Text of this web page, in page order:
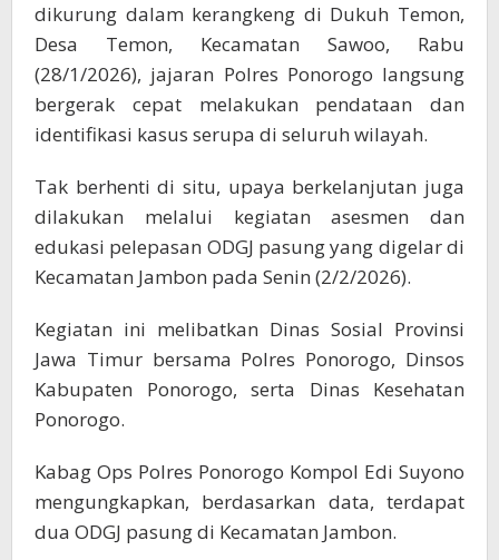
dikurung dalam kerangkeng di Dukuh Temon,
Desa Temon, Kecamatan Sawoo, Rabu
(28/1/2026), jajaran Polres Ponorogo langsung
bergerak cepat melakukan pendataan dan
identifikasi kasus serupa di seluruh wilayah.
Tak berhenti di situ, upaya berkelanjutan juga
dilakukan melalui kegiatan asesmen dan
edukasi pelepasan ODGJ pasung yang digelar di
Kecamatan Jambon pada Senin (2/2/2026).
Kegiatan ini melibatkan Dinas Sosial Provinsi
Jawa Timur bersama Polres Ponorogo, Dinsos
Kabupaten Ponorogo, serta Dinas Kesehatan
Ponorogo.
Kabag Ops Polres Ponorogo Kompol Edi Suyono
mengungkapkan, berdasarkan data, terdapat
dua ODGJ pasung di Kecamatan Jambon.